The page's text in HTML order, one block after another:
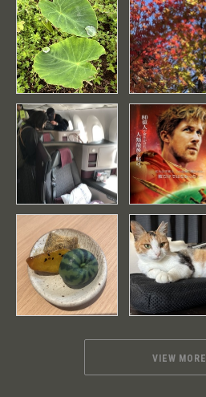
VIEW MORE